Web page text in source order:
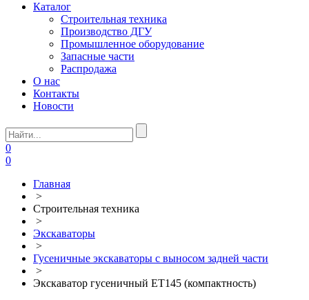
Каталог
Строительная техника
Производство ДГУ
Промышленное оборудование
Запасные части
Распродажа
О нас
Контакты
Новости
0
0
Главная
>
Строительная техника
>
Экскаваторы
>
Гусеничные экскаваторы с выносом задней части
>
Экскаватор гусеничный ET145 (компактность)